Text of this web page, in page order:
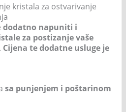
kristala za ostvarivanje
dodatno napuniti i
za postizanje vaše
Cijena te dodatne usluge je
sa punjenjem i poštarinom